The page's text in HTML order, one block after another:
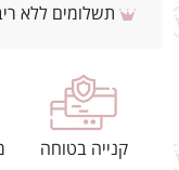
תשלומים ללא
קנייה בטוחה